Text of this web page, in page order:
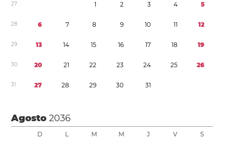
27 1 2 3 4 5
28 6 7 8 9 10 11 12
29 13 14 15 16 17 18 19
30 20 21 22 23 24 25 26
31 27 28 29 30 31
Agosto2036
D L M M J V S